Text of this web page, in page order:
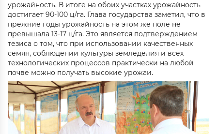
урожайность. В итоге на обоих участках урожайность
достигает 90-100 ц/га. Глава государства заметил, что в
прежние годы урожайность на этом же поле не
превышала 13-17 ц/га. Это является подтверждением
тезиса о том, что при использовании качественных
семян, соблюдении культуры земледелия и всех
технологических процессов практически на любой
почве можно получать высокие урожаи.